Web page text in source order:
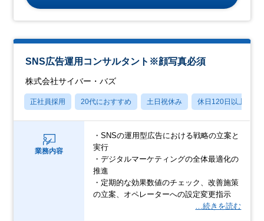
SNS広告運用コンサルタント※顔写真必須
株式会社サイバー・バズ
正社員採用 20代におすすめ 土日祝休み 休日120日以上
業務内容
・SNSの運用型広告における戦略の立案と
実行
・デジタルマーケティングの全体最適化の
推進
・定期的な効果数値のチェック、改善施策
の立案、オペレーターへの設定変更指示
…続きを読む